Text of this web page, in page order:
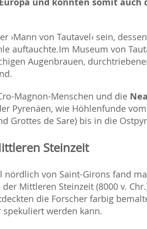
›Mann von Tautavel‹ sein,
auftauchte.Im Museum von
Augenbrauen,
Magnon-Menschen und die
Pyrenäen, wie Höhlenfunde
Grottes de Sare) bis in die
Steinzeit
nördlich von Saint-Girons fand
Mittleren Steinzeit (8000 v.
die Forscher farbig
werden kann.